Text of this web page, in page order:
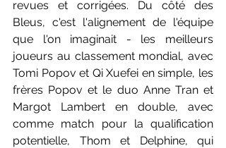
revues et corrigées. Du côté des
Bleus, c'est l'alignement de l'équipe
que l'on imaginait - les meilleurs
joueurs au classement mondial, avec
Tomi Popov et Qi Xuefei en simple, les
frères Popov et le duo Anne Tran et
Margot Lambert en double, avec
comme match pour la qualification
potentielle, Thom et Delphine, qui